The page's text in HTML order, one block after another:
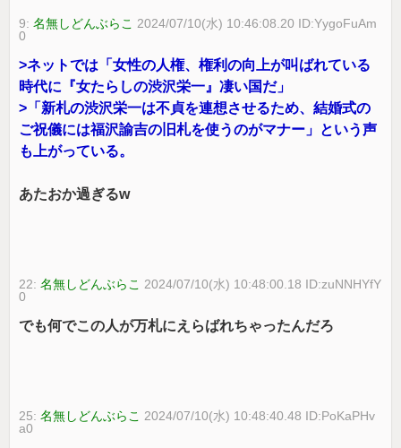
9:名無しどんぶらこ 2024/07/10(水) 10:46:08.20 ID:YygoFuAm
0
>ネットでは「女性の人権、権利の向上が叫ばれている
時代に『女たらしの渋沢栄一』凄い国だ」
>「新札の渋沢栄一は不貞を連想させるため、結婚式の
ご祝儀には福沢諭吉の旧札を使うのがマナー」という声
も上がっている。
あたおか過ぎるw
22:名無しどんぶらこ 2024/07/10(水) 10:48:00.18 ID:zuNNHYfY
0
でも何でこの人が万札にえらばれちゃったんだろ
25:名無しどんぶらこ 2024/07/10(水) 10:48:40.48 ID:PoKaPHv
a0